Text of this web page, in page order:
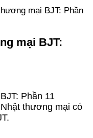
mại BJT: Phần
mại BJT:
Phần 11
thương mại có